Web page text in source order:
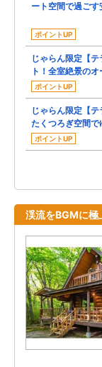
ート空間で過ご
ポイントUP
じゃらん限定【
ト！全室絶景の
ポイントUP
じゃらん限定【
たくつろぎ空間
ポイントUP
渓流をBGMに極